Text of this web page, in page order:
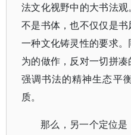
法文化视野中的大书法
不是书体，也不仅仅是
一种文化铸灵性的要求
为的做作，反对一切拼凑
强调书法的精神生态平
质。
那么，另一个定位